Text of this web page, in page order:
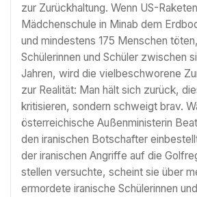
zur Zurückhaltung. Wenn US-
Mädchenschule in Minab dem
und mindestens 175 Menschen
Schülerinnen und Schüler zwischen
Jahren, wird die vielbeschworene
zur Realität: Man hält sich zurück,
kritisieren, sondern schweigt brav.
österreichische Außenministerin
den iranischen Botschafter
der iranischen Angriffe auf die
stellen versuchte, scheint sie über
ermordete iranische Schülerinnen